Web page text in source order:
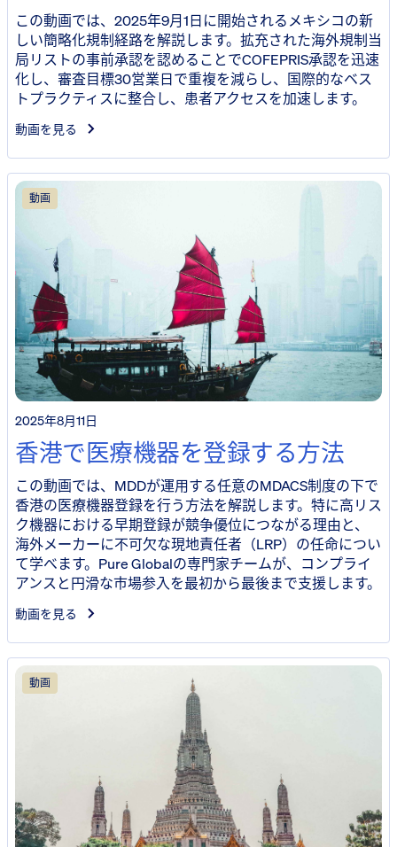
この動画では、2025年9月1日に開始されるメキシコの新
しい簡略化規制経路を解説します。拡充された海外規制当
局リストの事前承認を認めることでCOFEPRIS承認を迅速
化し、審査目標30営業日で重複を減らし、国際的なベス
トプラクティスに整合し、患者アクセスを加速します。
動画を見る
動画
2025年8月11日
香港で医療機器を登録する方法
この動画では、MDDが運用する任意のMDACS制度の下で
香港の医療機器登録を行う方法を解説します。特に高リス
ク機器における早期登録が競争優位につながる理由と、
海外メーカーに不可欠な現地責任者（LRP）の任命につい
て学べます。Pure Globalの専門家チームが、コンプライ
アンスと円滑な市場参入を最初から最後まで支援します。
動画を見る
動画